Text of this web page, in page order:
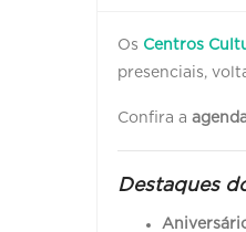
Os Centros
presenciais,
Confira a
Destaques